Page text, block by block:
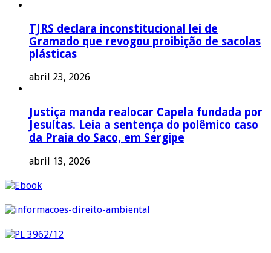
TJRS declara inconstitucional lei de
Gramado que revogou proibição de sacolas
plásticas
abril 23, 2026
Justiça manda realocar Capela fundada por
Jesuítas. Leia a sentença do polêmico caso
da Praia do Saco, em Sergipe
abril 13, 2026